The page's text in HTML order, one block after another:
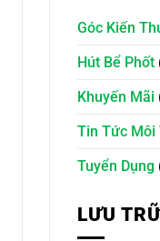
Góc Kiến
Hút Bể Phốt
Khuyến Mãi
Tin Tức Môi
Tuyển Dụng
LƯU